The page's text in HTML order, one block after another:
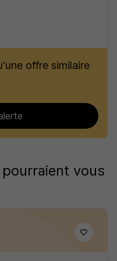
offre similaire
vous